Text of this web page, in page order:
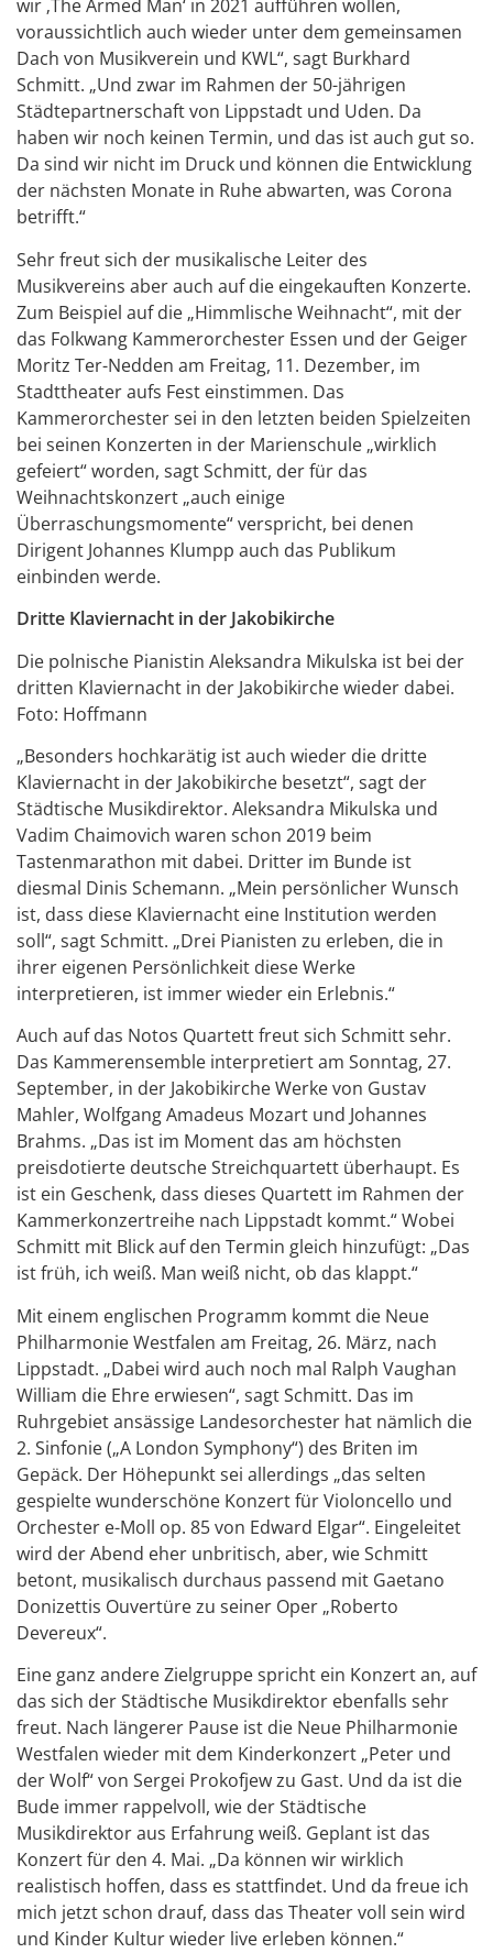
wir ‚The Armed Man‘ in 2021 aufführen wollen,
voraussichtlich auch wieder unter dem gemeinsamen
Dach von Musikverein und KWL“, sagt Burkhard
Schmitt. „Und zwar im Rahmen der 50-jährigen
Städtepartnerschaft von Lippstadt und Uden. Da
haben wir noch keinen Termin, und das ist auch gut so.
Da sind wir nicht im Druck und können die Entwicklung
der nächsten Monate in Ruhe abwarten, was Corona
betrifft.“
Sehr freut sich der musikalische Leiter des
Musikvereins aber auch auf die eingekauften Konzerte.
Zum Beispiel auf die „Himmlische Weihnacht“, mit der
das Folkwang Kammerorchester Essen und der Geiger
Moritz Ter-Nedden am Freitag, 11. Dezember, im
Stadttheater aufs Fest einstimmen. Das
Kammerorchester sei in den letzten beiden Spielzeiten
bei seinen Konzerten in der Marienschule „wirklich
gefeiert“ worden, sagt Schmitt, der für das
Weihnachtskonzert „auch einige
Überraschungsmomente“ verspricht, bei denen
Dirigent Johannes Klumpp auch das Publikum
einbinden werde.
Dritte Klaviernacht in der Jakobikirche
Die polnische Pianistin Aleksandra Mikulska ist bei der
dritten Klaviernacht in der Jakobikirche wieder dabei.
Foto: Hoffmann
„Besonders hochkarätig ist auch wieder die dritte
Klaviernacht in der Jakobikirche besetzt“, sagt der
Städtische Musikdirektor. Aleksandra Mikulska und
Vadim Chaimovich waren schon 2019 beim
Tastenmarathon mit dabei. Dritter im Bunde ist
diesmal Dinis Schemann. „Mein persönlicher Wunsch
ist, dass diese Klaviernacht eine Institution werden
soll“, sagt Schmitt. „Drei Pianisten zu erleben, die in
ihrer eigenen Persönlichkeit diese Werke
interpretieren, ist immer wieder ein Erlebnis.“
Auch auf das Notos Quartett freut sich Schmitt sehr.
Das Kammerensemble interpretiert am Sonntag, 27.
September, in der Jakobikirche Werke von Gustav
Mahler, Wolfgang Amadeus Mozart und Johannes
Brahms. „Das ist im Moment das am höchsten
preisdotierte deutsche Streichquartett überhaupt. Es
ist ein Geschenk, dass dieses Quartett im Rahmen der
Kammerkonzertreihe nach Lippstadt kommt.“ Wobei
Schmitt mit Blick auf den Termin gleich hinzufügt: „Das
ist früh, ich weiß. Man weiß nicht, ob das klappt.“
Mit einem englischen Programm kommt die Neue
Philharmonie Westfalen am Freitag, 26. März, nach
Lippstadt. „Dabei wird auch noch mal Ralph Vaughan
William die Ehre erwiesen“, sagt Schmitt. Das im
Ruhrgebiet ansässige Landesorchester hat nämlich die
2. Sinfonie („A London Symphony“) des Briten im
Gepäck. Der Höhepunkt sei allerdings „das selten
gespielte wunderschöne Konzert für Violoncello und
Orchester e-Moll op. 85 von Edward Elgar“. Eingeleitet
wird der Abend eher unbritisch, aber, wie Schmitt
betont, musikalisch durchaus passend mit Gaetano
Donizettis Ouvertüre zu seiner Oper „Roberto
Devereux“.
Eine ganz andere Zielgruppe spricht ein Konzert an, auf
das sich der Städtische Musikdirektor ebenfalls sehr
freut. Nach längerer Pause ist die Neue Philharmonie
Westfalen wieder mit dem Kinderkonzert „Peter und
der Wolf“ von Sergei Prokofjew zu Gast. Und da ist die
Bude immer rappelvoll, wie der Städtische
Musikdirektor aus Erfahrung weiß. Geplant ist das
Konzert für den 4. Mai. „Da können wir wirklich
realistisch hoffen, dass es stattfindet. Und da freue ich
mich jetzt schon drauf, dass das Theater voll sein wird
und Kinder Kultur wieder live erleben können.“